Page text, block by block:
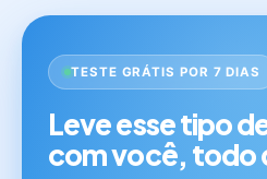
TESTE GRÁTIS POR 7 DIAS
Leve esse tipo
com você, todo